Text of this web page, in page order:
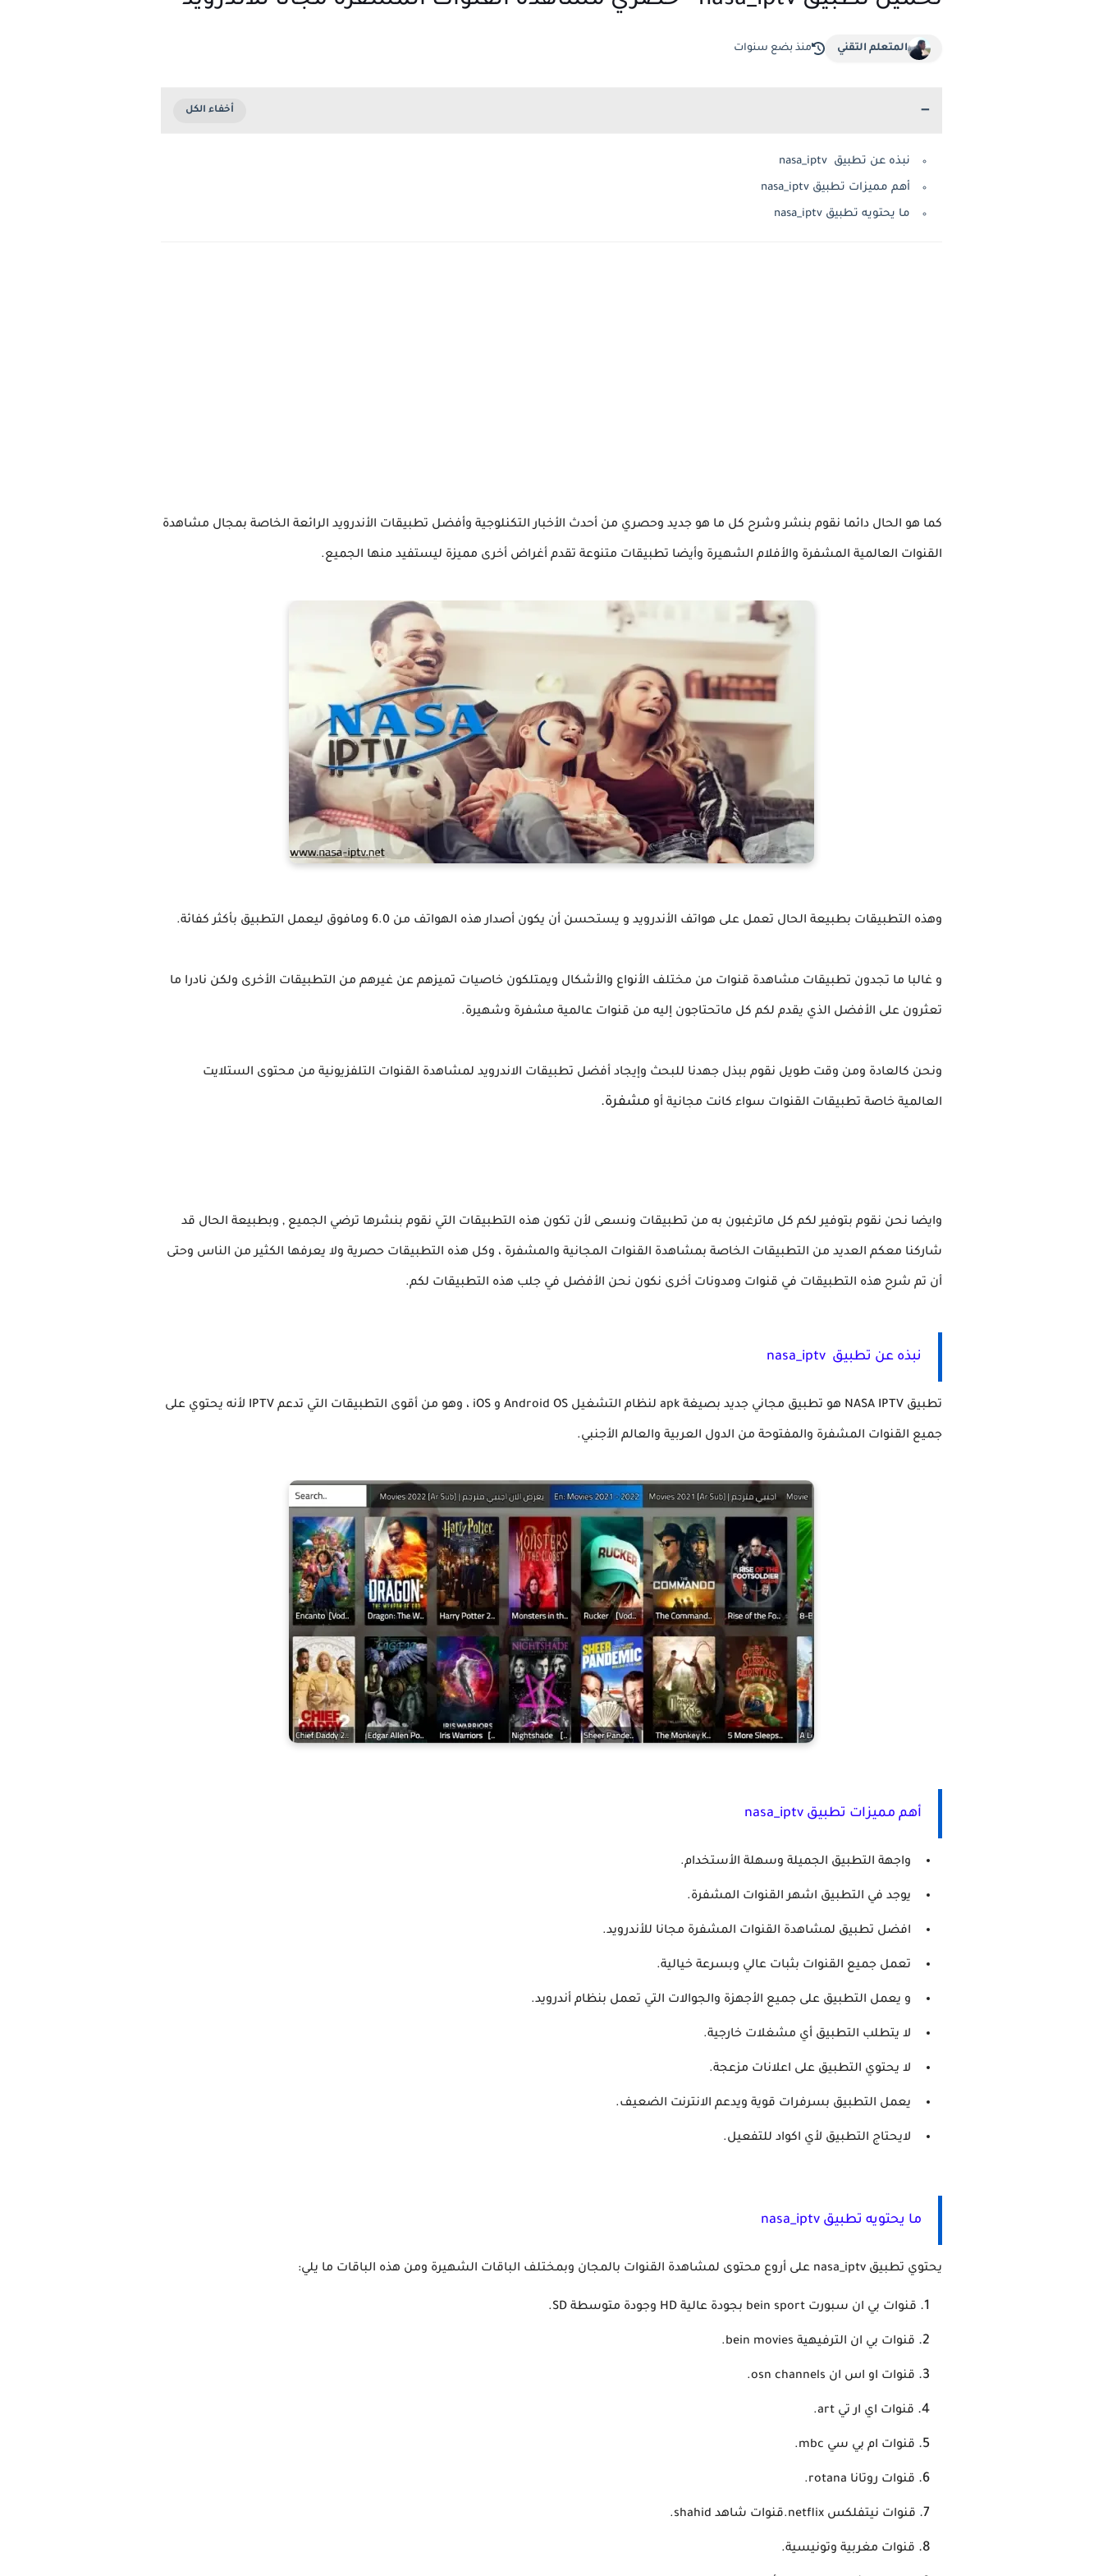
المتعلم التقني منذ بضع سنوات
نبذه عن تطبيق nasa_iptv
أهم مميزات تطبيق nasa_iptv
ما يحتويه تطبيق nasa_iptv
كما هو الحال دائما نقوم بنشر وشرح كل ما هو جديد وحصري من أحدث الأخبار التكنلوجية وأفضل تطبيقات الأندرويد الرائعة الخاصة بمجال مشاهدة
القنوات العالمية المشفرة والأفلام الشهيرة وأيضا تطبيقات متنوعة تقدم أغراض أخرى مميزة ليستفيد منها الجميع.
وهذه التطبيقات بطبيعة الحال تعمل على هواتف الأندرويد و يستحسن أن يكون أصدار هذه الهواتف من 6.0 ومافوق ليعمل التطبيق بأكثر كفائة.
و غالبا ما تجدون تطبيقات مشاهدة قنوات من مختلف الأنواع والأشكال ويمتلكون خاصيات تميزهم عن غيرهم من التطبيقات الأخرى ولكن نادرا ما
تعثرون على الأفضل الذي يقدم لكم كل ماتحتاجون إليه من قنوات عالمية مشفرة وشهيرة.
ونحن كالعادة ومن وقت طويل نقوم ببذل جهدنا للبحث وإيجاد أفضل تطبيقات الاندرويد لمشاهدة القنوات التلفزيونية من محتوى الستلايت
العالمية خاصة تطبيقات القنوات سواء كانت مجانية أو مشفرة.
وايضا نحن نقوم بتوفير لكم كل ماترغبون به من تطبيقات ونسعى لأن تكون هذه التطبيقات التي نقوم بنشرها ترضي الجميع , وبطبيعة الحال قد
شاركنا معكم العديد من التطبيقات الخاصة بمشاهدة القنوات المجانية والمشفرة ، وكل هذه التطبيقات حصرية ولا يعرفها الكثير من الناس وحتى
أن تم شرح هذه التطبيقات في قنوات ومدونات أخرى نكون نحن الأفضل في جلب هذه التطبيقات لكم.
نبذه عن تطبيق nasa_iptv
تطبيق NASA IPTV هو تطبيق مجاني جديد بصيغة apk لنظام التشغيل Android OS و iOS ، وهو من أقوى التطبيقات التي تدعم IPTV لأنه يحتوي على
جميع القنوات المشفرة والمفتوحة من الدول العربية والعالم الأجنبي.
أهم مميزات تطبيق nasa_iptv
واجهة التطبيق الجميلة وسهلة الأستخدام.
يوجد في التطبيق اشهر القنوات المشفرة.
افضل تطبيق لمشاهدة القنوات المشفرة مجانا للأندرويد.
تعمل جميع القنوات بثبات عالي وبسرعة خيالية.
و يعمل التطبيق على جميع الأجهزة والجوالات التي تعمل بنظام أندرويد.
لا يتطلب التطبيق أي مشغلات خارجية.
لا يحتوي التطبيق على اعلانات مزعجة.
يعمل التطبيق بسرفرات قوية ويدعم الانترنت الضعيف.
لايحتاج التطبيق لأي اكواد للتفعيل.
ما يحتويه تطبيق nasa_iptv
يحتوي تطبيق nasa_iptv على أروع محتوى لمشاهدة القنوات بالمجان وبمختلف الباقات الشهيرة ومن هذه الباقات ما يلي:
قنوات بي ان سبورت bein sport بجودة عالية HD وجودة متوسطة SD.
قنوات بي ان الترفيهية bein movies.
قنوات او اس ان osn channels.
قنوات اي ار تي art.
قنوات ام بي سي mbc.
قنوات روتانا rotana.
قنوات نيتفلكس netflix.قنوات شاهد shahid.
قنوات مغربية وتونيسية.